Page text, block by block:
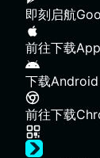
即刻启航
前往下载
下载Android
前往下载